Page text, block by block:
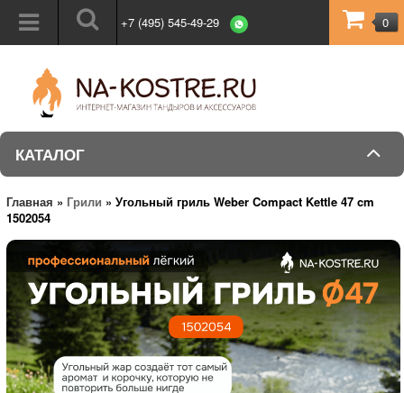
+7 (495) 545-49-29 0
КАТАЛОГ
Главная » Грили » Угольный гриль Weber Compact Kettle 47 cm
1502054